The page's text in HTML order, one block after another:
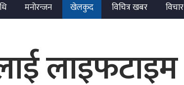
मनोरन्जन खेलकुद विचित्र खबर
विचार
लाइफटाइम